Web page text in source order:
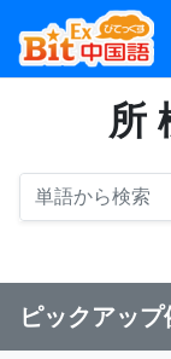
所
ピックアップ